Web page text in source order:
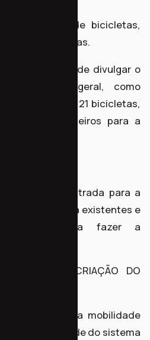
doações de bicicletas,
e ferramentas.
oportunidade de divulgar o
em geral, como
só a doação de 21 bicicletas,
e parceiros para a
foi ministrada para a
bicicletas já existentes e
para fazer a
E CO-CRIAÇÃO DO
em torno da mobilidade
a comunidade do sistema